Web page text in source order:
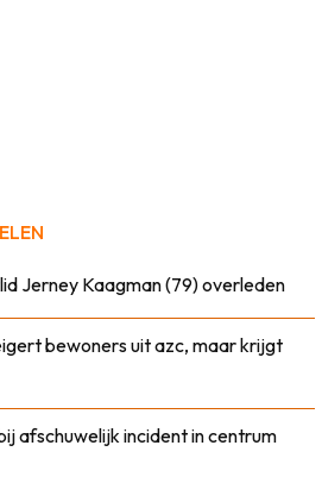
Jerney Kaagman (79) overleden
bewoners uit azc, maar krijgt
afschuwelijk incident in centrum